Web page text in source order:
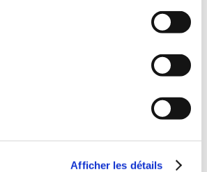
Afficher les détails
SE
BIEN ÊTRE